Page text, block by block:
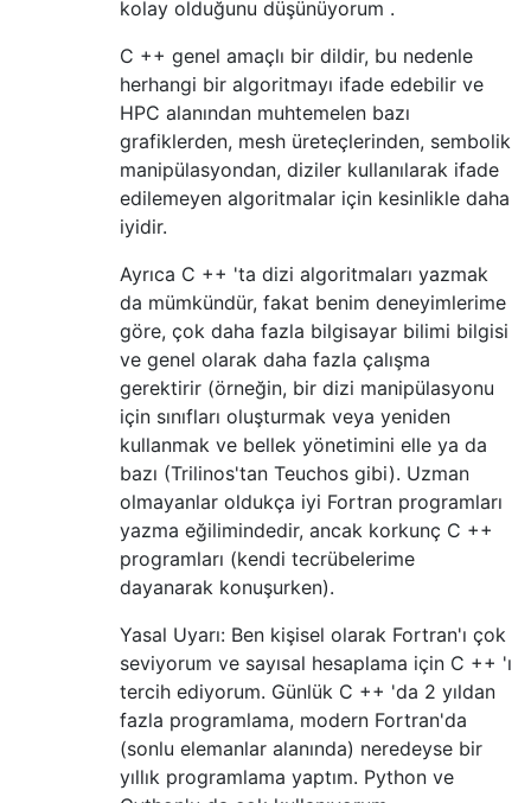
kolay olduğunu düşünüyorum .
C ++ genel amaçlı bir dildir, bu nedenle
herhangi bir algoritmayı ifade edebilir ve
HPC alanından muhtemelen bazı
grafiklerden, mesh üreteçlerinden, sembolik
manipülasyondan, diziler kullanılarak ifade
edilemeyen algoritmalar için kesinlikle daha
iyidir.
Ayrıca C ++ 'ta dizi algoritmaları yazmak
da mümkündür, fakat benim deneyimlerime
göre, çok daha fazla bilgisayar bilimi bilgisi
ve genel olarak daha fazla çalışma
gerektirir (örneğin, bir dizi manipülasyonu
için sınıfları oluşturmak veya yeniden
kullanmak ve bellek yönetimini elle ya da
bazı (Trilinos'tan Teuchos gibi). Uzman
olmayanlar oldukça iyi Fortran programları
yazma eğilimindedir, ancak korkunç C ++
programları (kendi tecrübelerime
dayanarak konuşurken).
Yasal Uyarı: Ben kişisel olarak Fortran'ı çok
seviyorum ve sayısal hesaplama için C ++ 'ı
tercih ediyorum. Günlük C ++ 'da 2 yıldan
fazla programlama, modern Fortran'da
(sonlu elemanlar alanında) neredeyse bir
yıllık programlama yaptım. Python ve